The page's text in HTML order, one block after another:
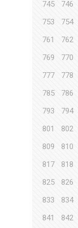
745 746
753
754
761
762
769
770
777
778
785
786
793
794
801
802
809
810
817
818
825
826
833
834
841
842